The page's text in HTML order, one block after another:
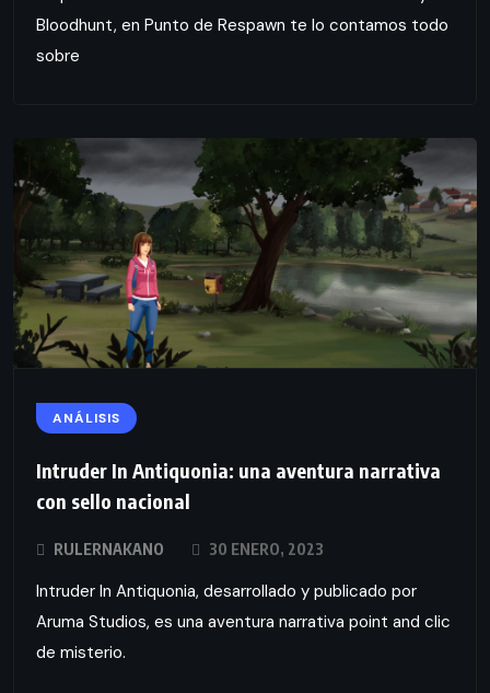
Bloodhunt, en Punto de Respawn te lo contamos todo
sobre
ANÁLISIS
Intruder In Antiquonia: una aventura narrativa
con sello nacional
RULERNAKANO 30 ENERO, 2023
Intruder In Antiquonia, desarrollado y publicado por
Aruma Studios, es una aventura narrativa point and clic
de misterio.